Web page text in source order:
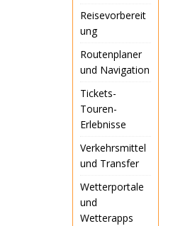
Reisevorbereit
ung
Routenplaner
und Navigation
Tickets-
Touren-
Erlebnisse
Verkehrsmittel
und Transfer
Wetterportale
und
Wetterapps